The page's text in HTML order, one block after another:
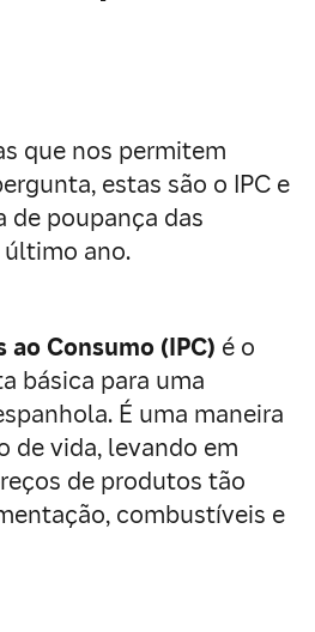
que nos permitem
estas são o IPC e
de poupança das
ano.
ao Consumo (IPC) é o
básica para uma
É uma maneira
de vida, levando em
de produtos tão
combustíveis e